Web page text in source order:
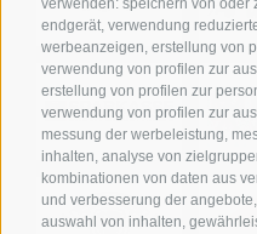
verwenden: speichern von oder
endgerät, verwendung
werbeanzeigen, erstellung von
verwendung von profilen zur
erstellung von profilen zur
verwendung von profilen zur
messung der werbeleistung,
inhalten, analyse von
kombinationen von daten aus
und verbesserung der
auswahl von inhalten,